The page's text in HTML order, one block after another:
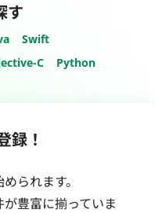
す
Swift
C Python
録！
られます。
豊富に揃っていま